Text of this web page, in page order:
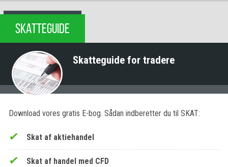
SKATTEGUIDE
Skatteguide for tradere
Download vores gratis E-bog. Sådan indberetter du til SKAT:
Skat af aktiehandel
Skat af handel med CFD